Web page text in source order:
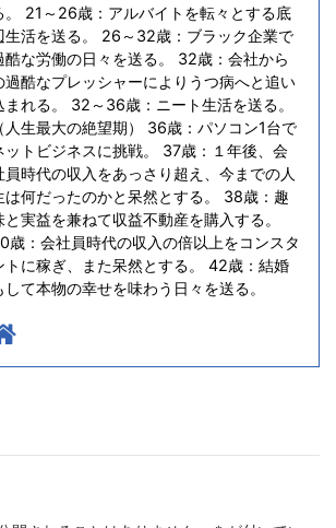
。 21～26歳：アルバイトを転々とする底
生活を送る。 26～32歳：ブラック企業で
酷な労働の日々を送る。 32歳：会社から
過酷なプレッシャーによりうつ病へと追い
まれる。 32～36歳：ニート生活を送る。
（人生最大の絶望期） 36歳：パソコン1台で
ットビジネスに挑戦。 37歳：１年後、会
員時代の収入をあっさり超え、今までの人
は何だったのかと呆然とする。 38歳：趣
と実益を兼ねて収益不動産を購入する。
歳：会社員時代の収入の倍以上をコンスタ
トに稼ぎ、また呆然とする。 42歳：結婚
して本物の幸せを味わう日々を送る。